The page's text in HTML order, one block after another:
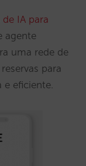
IA para
agente
uma rede de
para
eficiente.